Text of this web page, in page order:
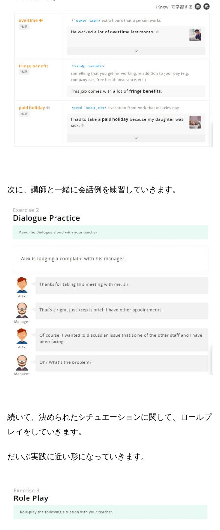
次に、講師と一緒に会話例を練習していきます。
続いて、決められたシチュエーションに関して、ロールプ
レイをしていきます。
だいぶ実践に近い形になっていきます。